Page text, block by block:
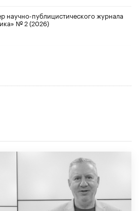
научно-публицистического журнала
№ 2 (2026)